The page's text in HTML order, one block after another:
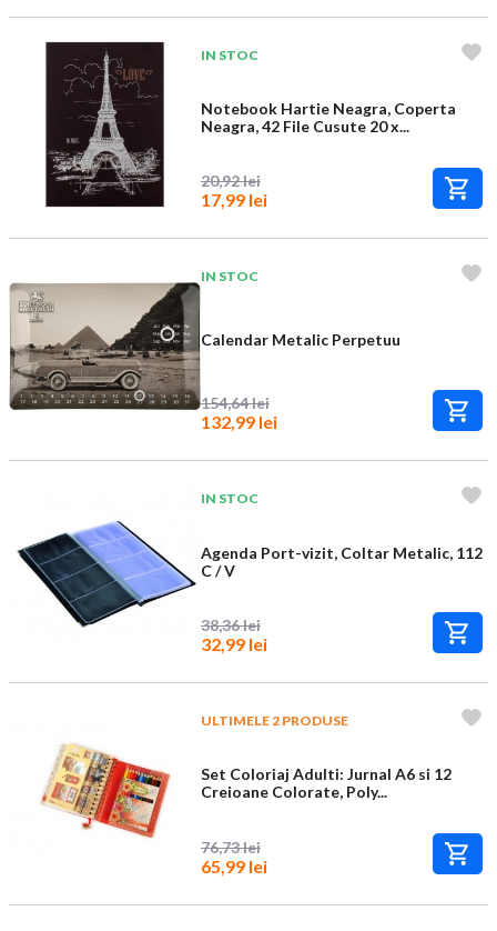
IN STOC
Notebook Hartie Neagra, Coperta
Neagra, 42 File Cusute 20 x...
20,92 lei
17,99 lei
IN STOC
Calendar Metalic Perpetuu
154,64 lei
132,99 lei
IN STOC
Agenda Port-vizit, Coltar Metalic, 112
C / V
38,36 lei
32,99 lei
ULTIMELE 2 PRODUSE
Set Coloriaj Adulti: Jurnal A6 si 12
Creioane Colorate, Poly...
76,73 lei
65,99 lei